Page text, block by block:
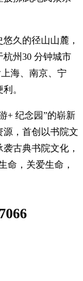
久的径山山麓，
州30 分钟城市
海、南京、宁
。
+ 纪念园”的崭新
，首创以书院文
古典书院文化，
命，关爱生命，